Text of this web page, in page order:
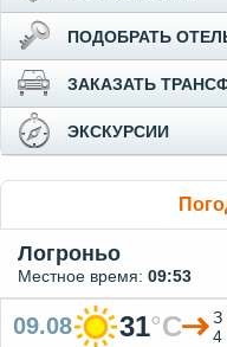
ПОДОБРАТЬ
ЗАКАЗАТЬ
ЭКСКУРСИИ
Логроньо
Местное время: 09:53
09.08 31°C
З
4